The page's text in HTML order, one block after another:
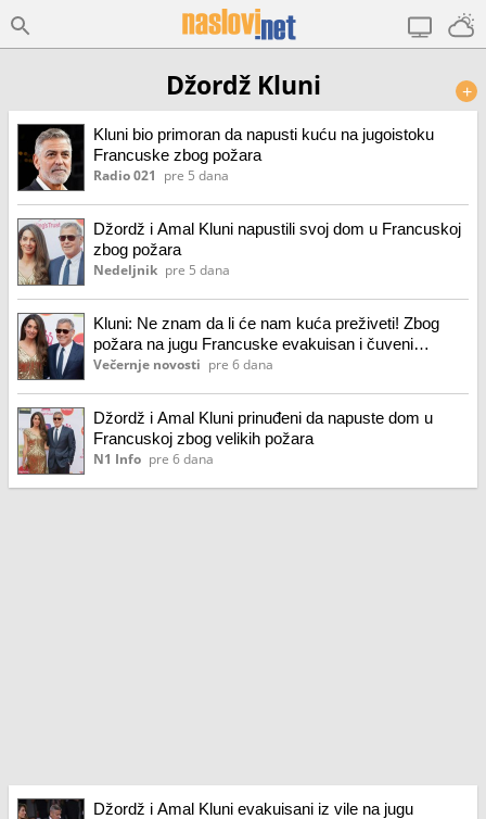
Džordž Kluni +
Kluni bio primoran da napusti kuću na jugoistoku
Francuske zbog požara
Radio 021 pre 5 dana
Džordž i Amal Kluni napustili svoj dom u Francuskoj
zbog požara
Nedeljnik pre 5 dana
Kluni: Ne znam da li će nam kuća preživeti! Zbog
požara na jugu Francuske evakuisan i čuveni
glumac s porodicom
Večernje novosti pre 6 dana
Džordž i Amal Kluni prinuđeni da napuste dom u
Francuskoj zbog velikih požara
N1 Info pre 6 dana
Džordž i Amal Kluni evakuisani iz vile na jugu